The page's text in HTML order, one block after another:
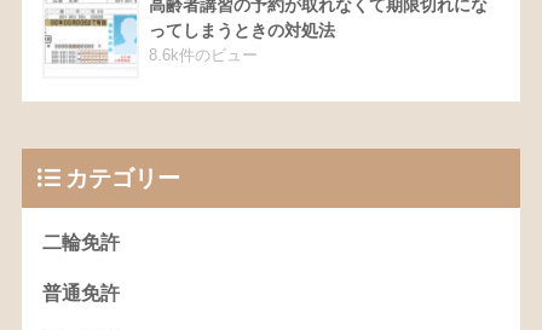
高齢者講習の予約が取れなくて期限切れにな
ってしまうときの対処法
8.6k件のビュー
カテゴリー
二輪免許
普通免許